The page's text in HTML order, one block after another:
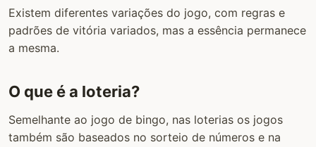
Existem diferentes variações do jogo, com regras e
padrões de vitória variados, mas a essência permanece
a mesma.
O que é a loteria?
Semelhante ao jogo de bingo, nas loterias os jogos
também são baseados no sorteio de números e na